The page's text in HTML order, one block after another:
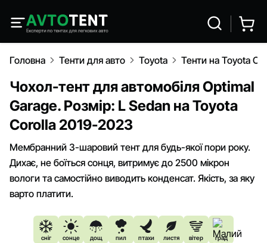
Головна Тенти для авто Toyota Тенти на Toyota
Чохол-тент для автомобіля Optimal
Garage. Розмір: L Sedan на Toyota
Corolla 2019-2023
Мембранний 3-шаровий тент для будь-якої пори року.
Дихає, не боїться сонця, витримує до 2500 мікрон
вологи та самостійно виводить конденсат. Якість, за яку
варто платити.
сніг сонце дощ пил птахи листя вітер град